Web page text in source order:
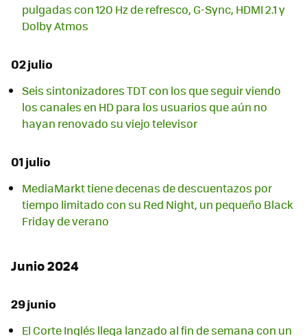
pulgadas con 120 Hz de refresco, G-Sync, HDMI 2.1 y
Dolby Atmos
02 julio
Seis sintonizadores TDT con los que seguir viendo
los canales en HD para los usuarios que aún no
hayan renovado su viejo televisor
01 julio
MediaMarkt tiene decenas de descuentazos por
tiempo limitado con su Red Night, un pequeño Black
Friday de verano
Junio 2024
29 junio
El Corte Inglés llega lanzado al fin de semana con un